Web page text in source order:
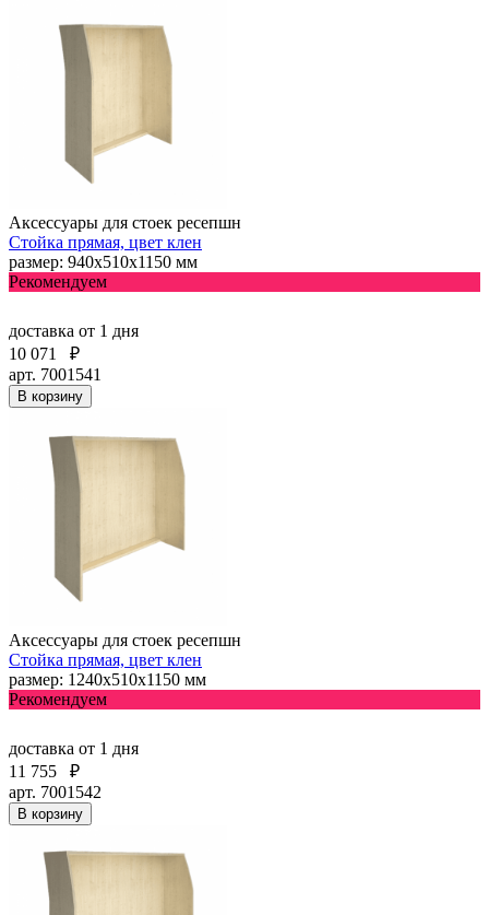
Аксессуары для стоек ресепшн
Стойка прямая, цвет клен
размер: 940х510х1150 мм
Рекомендуем
доставка от 1 дня
10 071
₽
арт. 7001541
В корзину
Аксессуары для стоек ресепшн
Стойка прямая, цвет клен
размер: 1240х510х1150 мм
Рекомендуем
доставка от 1 дня
11 755
₽
арт. 7001542
В корзину